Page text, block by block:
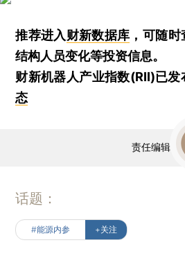
推荐进入财新数据库 ，可随
结构人员变化等投资信息。
财新机器人产业指数(RII)已发
态
责任编辑：
话题：
#能源内参 +关注